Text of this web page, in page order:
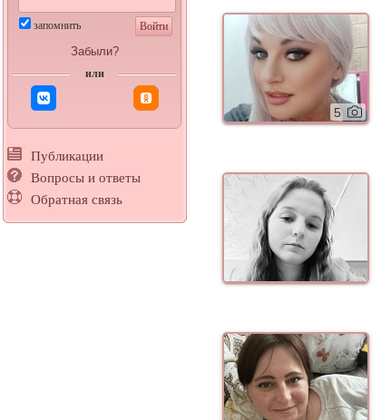
запомнить Войти
Забыли?
или
Публикации
Вопросы и ответы
Обратная связь
5